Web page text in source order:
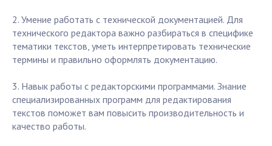
2. Умение работать с технической документацией. Для
технического редактора важно разбираться в специфике
тематики текстов, уметь интерпретировать технические
термины и правильно оформлять документацию.
3. Навык работы с редакторскими программами. Знание
специализированных программ для редактирования
текстов поможет вам повысить производительность и
качество работы.